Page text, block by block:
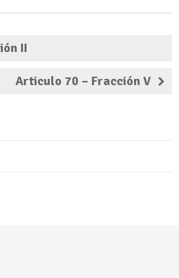
II
Articulo 70 – Fracción V